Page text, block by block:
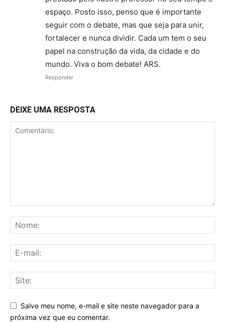
espaço. Posto isso, penso que é importante
seguir com o debate, mas que seja para unir,
fortalecer e nunca dividir. Cada um tem o seu
papel na construção da vida, da cidade e do
mundo. Viva o bom debate! ARS.
Responder
DEIXE UMA RESPOSTA
Salve meu nome, e-mail e site neste navegador para a
próxima vez que eu comentar.